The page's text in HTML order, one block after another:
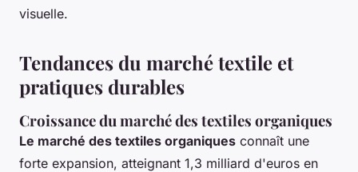
visuelle.
Tendances du marché textile et
pratiques durables
Croissance du marché des textiles organiques
Le marché des textiles organiques connaît une
forte expansion, atteignant 1,3 milliard d'euros en